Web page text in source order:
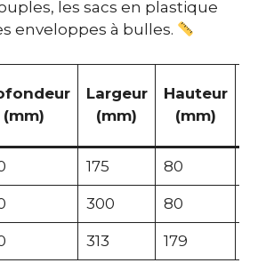
les sacs en plastique
enveloppes à bulles.
(mm)
Largeur
(mm)
Hauteur
(mm)
175 80
300 80
313 179